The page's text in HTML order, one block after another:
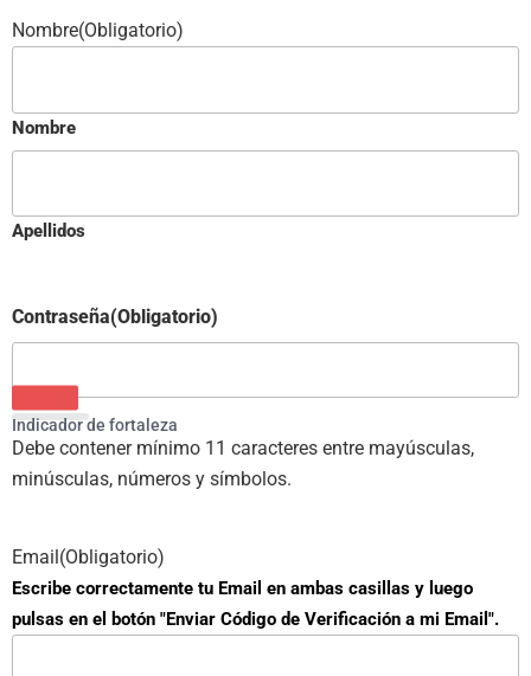
Nombre(Obligatorio)
Nombre
Apellidos
Contraseña(Obligatorio)
Indicador de fortaleza
Debe contener mínimo 11 caracteres entre mayúsculas,
minúsculas, números y símbolos.
Email(Obligatorio)
Escribe correctamente tu Email en ambas casillas y luego
pulsas en el botón "Enviar Código de Verificación a mi Email".